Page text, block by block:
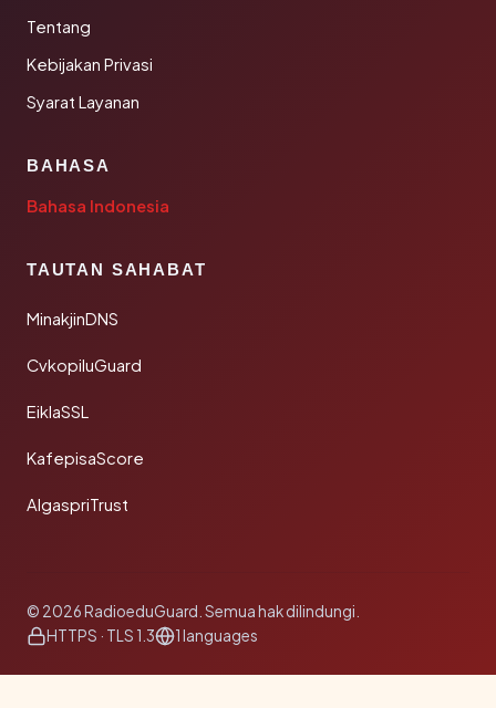
Tentang
Kebijakan Privasi
Syarat Layanan
BAHASA
Bahasa Indonesia
TAUTAN SAHABAT
MinakjinDNS
CvkopiluGuard
EiklaSSL
KafepisaScore
AlgaspriTrust
© 2026 RadioeduGuard. Semua hak dilindungi.
HTTPS · TLS 1.3
1 languages